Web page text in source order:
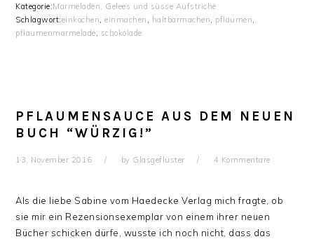
Kategorie:Marmeladen, Gelees und süsse Aufstriche
Schlagwort:einkochen,einmachen , haltbarmachen, pflaumen,
pflaumenmarmelade, schokolade
PFLAUMENSAUCE AUS DEM NEUEN
BUCH “WÜRZIG!”
13. November 2016 by Glasgeflüster 4 Kommentare
Als die liebe Sabine vom Haedecke Verlag mich fragte, ob
sie mir ein Rezensionsexemplar von einem ihrer neuen
Bücher schicken dürfe, wusste ich noch nicht, dass das